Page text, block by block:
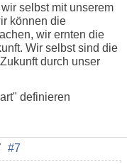
selbst mit unserem
können die
wir ernten die
Wir selbst sind die
durch unser
definieren
#7